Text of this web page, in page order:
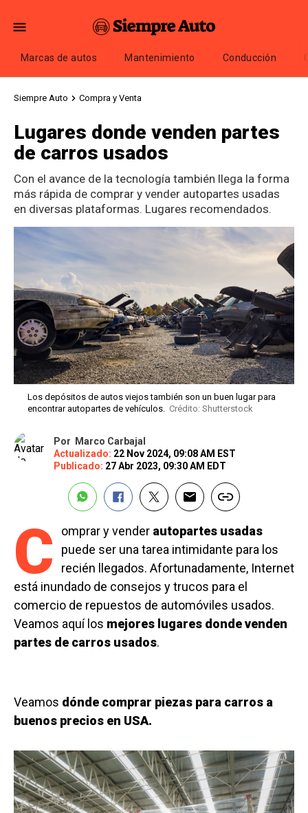
Marcas de autos Mantenimiento Conducción
Siempre Auto Compra y Venta
Lugares donde venden partes
de carros usados
Con el avance de la tecnología también llega la forma
más rápida de comprar y vender autopartes usadas
en diversas plataformas. Lugares recomendados.
Los depósitos de autos viejos también son un buen lugar para
encontrar autopartes de vehículos. Crédito: Shutterstock
Por
Marco Carbajal
Actualizado: 22 Nov 2024, 09:08 AM EST
Publicado: 27 Abr 2023, 09:30 AM EDT
C omprar y vender autopartes usadas
puede ser una tarea intimidante para los
recién llegados. Afortunadamente, Internet
está inundado de consejos y trucos para el
comercio de repuestos de automóviles usados.
Veamos aquí los mejores lugares donde venden
partes de carros usados.
Veamos dónde comprar piezas para carros a
buenos precios en USA.